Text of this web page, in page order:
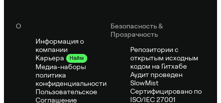
О
Информация о
компании
Карьера
Найм
Медиа-наборы
политика
конфиденциальности
Пользовательское
Соглашение
Безопасность &
Прозрачность
Репозитории с
открытым исходным
кодом на Гитхабе
Аудит проведен
SlowMist
Сертифицировано по
ISO/IEC 27001